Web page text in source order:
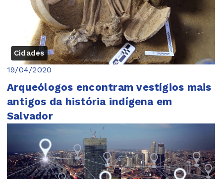
Cidades
19/04/2020
Arqueólogos encontram vestígios mais
antigos da história indígena em
Salvador